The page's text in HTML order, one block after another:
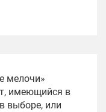
мелочи»
имеющийся в
выборе, или